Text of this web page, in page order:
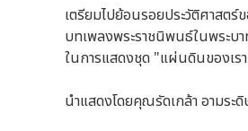
เตรียมไปย้อนรอยประวัติศาสต
บทเพลงพระราชนิพนธ์ในพระบ
ในการแสดงชุด "แผ่นดินของเร
นำแสดงโดยคุณรัดเกล้า อามระ